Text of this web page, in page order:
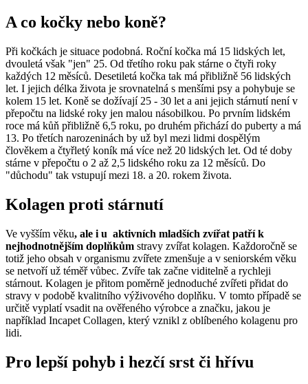
A co kočky nebo koně?
Při kočkách je situace podobná. Roční kočka má 15 lidských let,
dvouletá však "jen" 25. Od třetího roku pak stárne o čtyři roky
každých 12 měsíců. Desetiletá kočka tak má přibližně 56 lidských
let. I jejich délka života je srovnatelná s menšími psy a pohybuje se
kolem 15 let. Koně se dožívají 25 - 30 let a ani jejich stárnutí není v
přepočtu na lidské roky jen malou násobilkou. Po prvním lidském
roce má kůň přibližně 6,5 roku, po druhém přichází do puberty a má
13. Po třetích narozeninách by už byl mezi lidmi dospělým
člověkem a čtyřletý koník má více než 20 lidských let. Od té doby
stárne v přepočtu o 2 až 2,5 lidského roku za 12 měsíců. Do
"důchodu" tak vstupují mezi 18. a 20. rokem života.
Kolagen proti stárnutí
Ve vyšším věku, ale i u aktivních mladších zvířat patří k
nejhodnotnějším doplňkům stravy zvířat kolagen. Každoročně se
totiž jeho obsah v organismu zvířete zmenšuje a v seniorském věku
se netvoří už téměř vůbec. Zvíře tak začne viditelně a rychleji
stárnout. Kolagen je přitom poměrně jednoduché zvířeti přidat do
stravy v podobě kvalitního výživového doplňku. V tomto případě se
určitě vyplatí vsadit na ověřeného výrobce a značku, jakou je
například Incapet Collagen, který vznikl z oblíbeného kolagenu pro
lidi.
Pro lepší pohyb i hezčí srst či hřívu